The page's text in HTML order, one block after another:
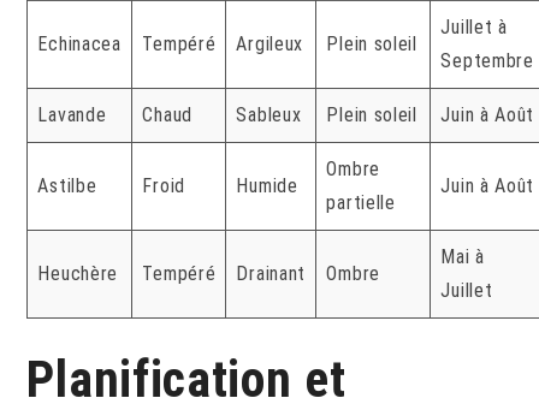
Echinacea Tempéré Argileux Plein soleil
Juillet à
Septembre
Lavande Chaud Sableux Plein soleil Juin à Août
Astilbe Froid Humide
Ombre
partielle
Juin à Août
Heuchère Tempéré Drainant Ombre
Mai à
Juillet
Planification et